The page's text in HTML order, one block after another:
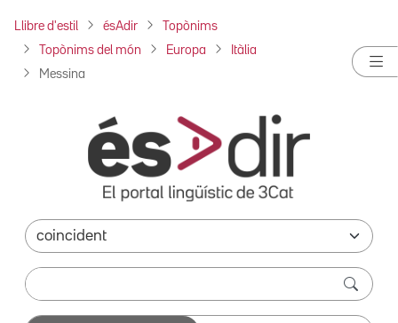
Llibre d'estil ésAdir Topònims
Topònims del món Europa Itàlia
Messina